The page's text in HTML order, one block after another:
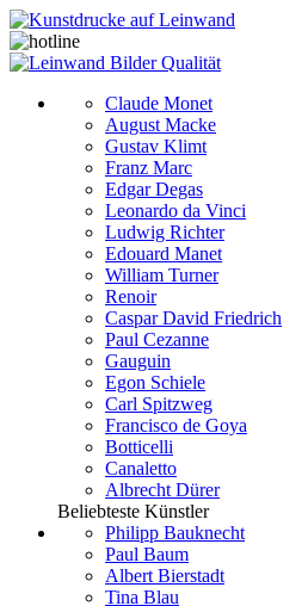
Claude Monet
August Macke
Gustav Klimt
Franz Marc
Edgar Degas
Leonardo da Vinci
Ludwig Richter
Edouard Manet
William Turner
Renoir
Caspar David Friedrich
Paul Cezanne
Gauguin
Egon Schiele
Carl Spitzweg
Francisco de Goya
Botticelli
Canaletto
Albrecht Dürer
Beliebteste Künstler
Philipp Bauknecht
Paul Baum
Albert Bierstadt
Tina Blau